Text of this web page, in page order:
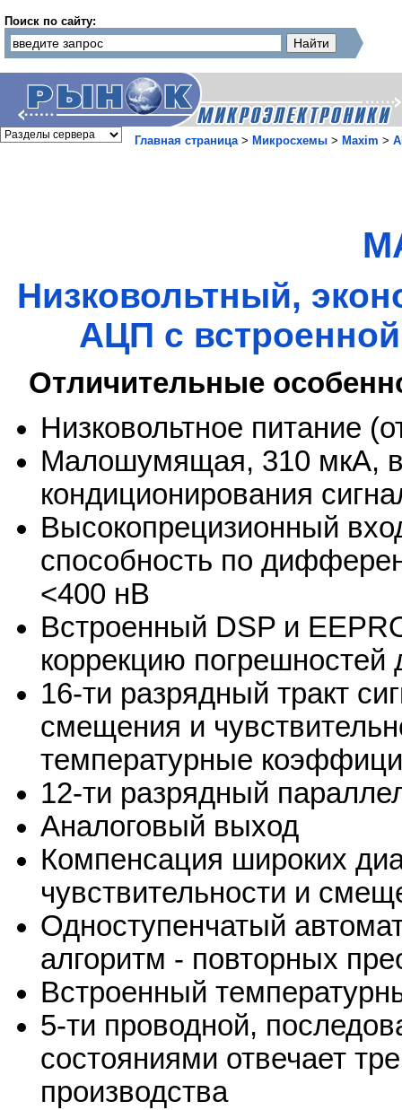
Поиск по сайту:
Главная страница> Микросхемы > Maxim >
Низковольтный,
АЦП с
Отличительные
Низковольтное питание
Малошумящая, 310 мкА,
кондиционирования
Высокопрецизионный
способность по
<400 нВ
Встроенный DSP и
коррекцию погрешностей
16-ти разрядный тракт
смещения и
температурные
12-ти разрядный
Аналоговый выход
Компенсация широких
чувствительности и
Одноступенчатый
алгоритм - повторных
Встроенный
5-ти проводной,
состояниями отвечает
производства